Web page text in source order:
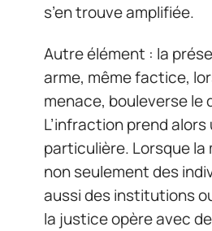
s’en trouve amplifiée.
Autre élément : la
arme, même factice,
menace, bouleverse le
L’infraction prend
particulière. Lorsque la
non seulement des
aussi des institutions
la justice opère avec